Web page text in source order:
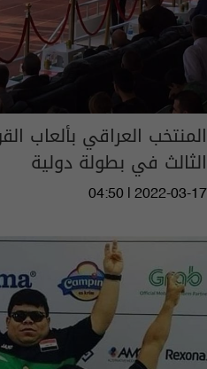
المنتخب العراقي بألعاب
الثالث في بطولة دولية
04:50 | 2022-03-17